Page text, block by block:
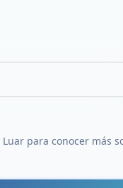
Luar para conocer más